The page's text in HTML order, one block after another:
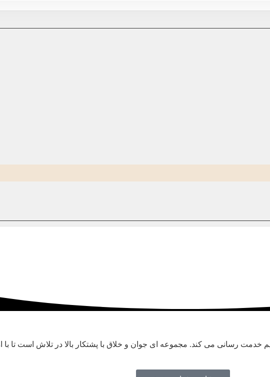
خدمت رسانی می کند. مجموعه ای جوان و خلاق با پشتکار بالا در تلاش است تا با